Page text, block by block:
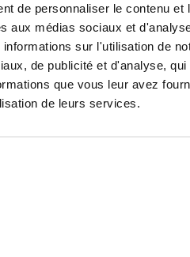
de personnaliser le contenu et
aux médias sociaux et
sur l'utilisation de
de publicité et d'analyse,
que vous leur avez
de leurs services.